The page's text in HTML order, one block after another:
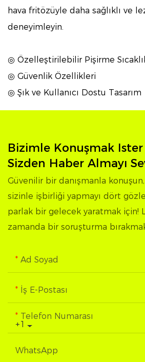
hava fritözüyle daha sağlıklı ve
deneyimleyin.
◎ Özelleştirilebilir Pişirme
◎ Güvenlik Özellikleri
◎ Şık ve Kullanıcı Dostu Tasarım
Bizimle Konuşmak Ister
Sizden Haber Almayı
Güvenilir bir danışmanla
sizinle işbirliği yapmayı dört
parlak bir gelecek yaratmak için!
zamanda bir soruşturma
Ad Soyad
İş E-Postası
+1
Telefon Numarası
WhatsApp